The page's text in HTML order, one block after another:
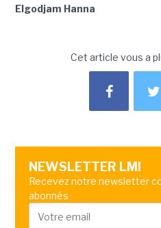
Elgodjam Hanna
Cet article vous a
NEWSLETTER LMI
Recevez notre newsletter
abonnés